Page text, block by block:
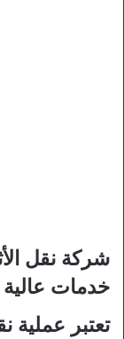
شركة نقل
خدمات عالية
تعتبر عملية